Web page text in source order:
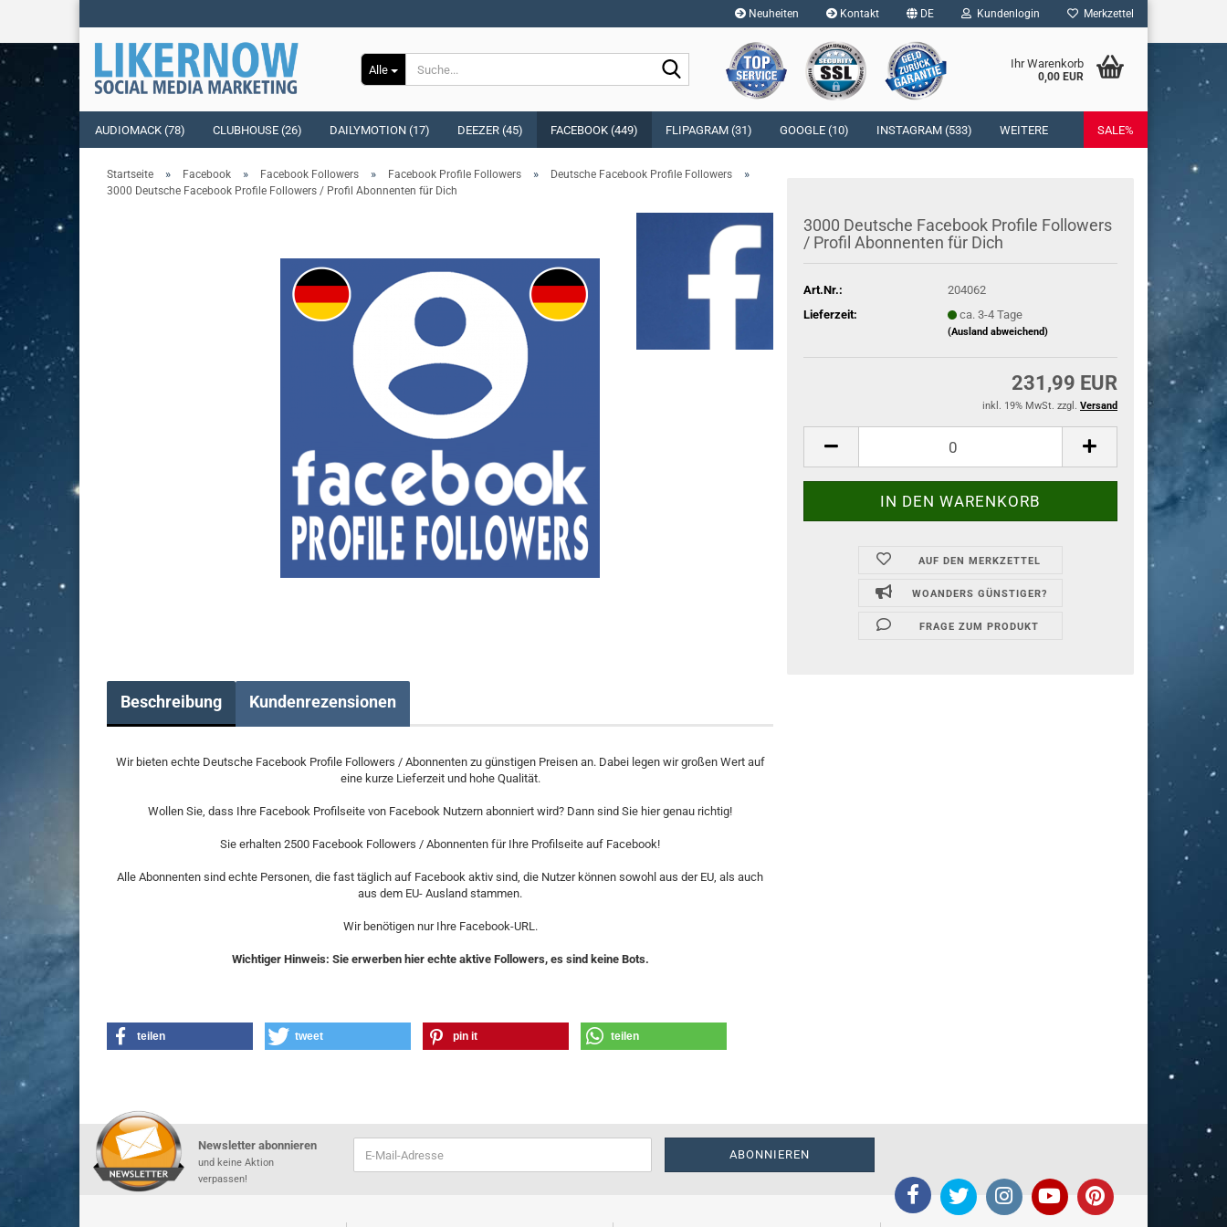
Neuheiten Kontakt DE
Sprache auswählen
Kundenlogin
E-Mail
Konto erstellen
Passwort vergessen?
Merkzettel
Alle Ihr Warenkorb
0,00 EUR
AUDIOMACK (78) CLUBHOUSE (26) DAILYMOTION (17) DEEZER (45) FACEBOOK (449) FLIPAGRAM (31) GOOGLE (10) INSTAGRAM (533) SALE%
WEITERE
Startseite » Facebook » Facebook Followers » Facebook Profile Followers » Deutsche Facebook Profile Followers »
3000 Deutsche Facebook Profile Followers / Profil Abonnenten für Dich
3000 Deut­sche Face­book Pro­fi­le Fol­lowers
/ Pro­fil Abon­nen­ten für Dich
Art.Nr.:
204062
Lieferzeit:
ca. 3-4 Tage
(Ausland abweichend)
231,99 EUR
inkl. 19% MwSt. zzgl. Versand
AUF DEN MERKZETTEL
WOANDERS GÜNSTIGER?
FRAGE ZUM PRODUKT
Beschreibung Kundenrezensionen
Wir bieten echte Deutsche Facebook Profile Followers / Abonnenten zu günstigen Preisen an. Dabei legen wir großen Wert auf
eine kurze Lieferzeit und hohe Qualität.
Wollen Sie, dass Ihre Facebook Profilseite von Facebook Nutzern abonniert wird? Dann sind Sie hier genau richtig!
Sie erhalten 2500 Facebook Followers / Abonnenten für Ihre Profilseite auf Facebook!
Alle Abonnenten sind echte Personen, die fast täglich auf Facebook aktiv sind, die Nutzer können sowohl aus der EU, als auch
aus dem EU- Ausland stammen.
Wir benötigen nur Ihre Facebook-URL.
Wichtiger Hinweis: Sie erwerben hier echte aktive Followers, es sind keine Bots.
teilen tweet pin it teilen
Newsletter abonnieren
und keine Aktion
verpassen!